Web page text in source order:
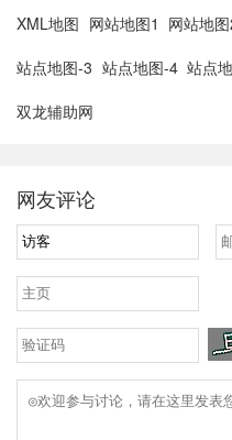
XML地图 网站地图1 网站地
站点地图-3 站点地图-4 站点
双龙辅助网
网友评论